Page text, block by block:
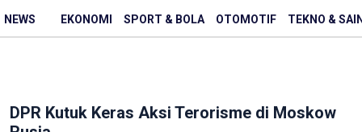
NEWS EKONOMI SPORT & BOLA OTOMOTIF TEKNO &
DPR Kutuk Keras Aksi Terorisme di Moskow